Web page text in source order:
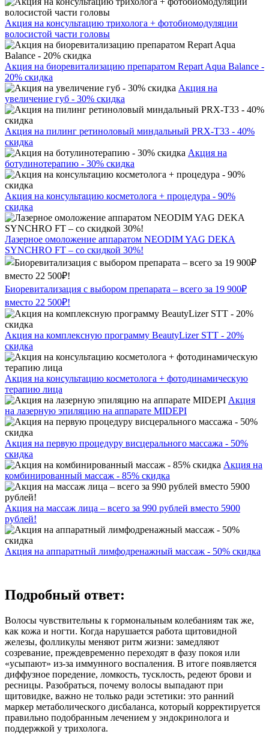
Акция на консультацию трихолога + фотобиомодуляции
волосистой части головы
Акция на биоревитализацию препаратом Repart Aqua Balance -
20% скидка
Акция на
увеличение губ - 30% скидка
Акция на пилинг ретиноловый миндальный PRX-T33 - 40%
скидка
Акция на
ботулинотерапию - 30% скидка
Акция на консультацию косметолога + процедура - 90%
скидка
Лазерное омоложение аппаратом NEODIM YAG DEKA
SYNCHRO FT – со скидкой 30%!
Биоревитализация с выбором препарата – всего за 19 900₽
вместо 22 500₽!
Акция на комплексную программу BeautyLizer STT - 20%
скидка
Акция на консультацию косметолога + фотодинамическую
терапию лица
Акция
на лазерную эпиляцию на аппарате MIDEPI
Акция на первую процедуру висцерального массажа - 50%
скидка
Акция на
комбинированный массаж - 85% скидка
Акция на массаж лица – всего за 990 рублей вместо 5900
рублей!
Акция на аппаратный лимфодренажный массаж - 50% скидка
Подробный ответ:
Волосы чувствительны к гормональным колебаниям так же,
как кожа и ногти. Когда нарушается работа щитовидной
железы, фолликулы меняют ритм жизни: замедляют
созревание, преждевременно переходят в фазу покоя или
«усыпают» из‑за иммунного воспаления. В итоге появляется
диффузное поредение, ломкость, тусклость, редеют брови и
ресницы. Разобраться, почему волосы выпадают при
щитовидке, важно не только ради эстетики: это ранний
маркер метаболического дисбаланса, который корректируется
правильно подобранным лечением у эндокринолога и
поддержкой у трихолога.